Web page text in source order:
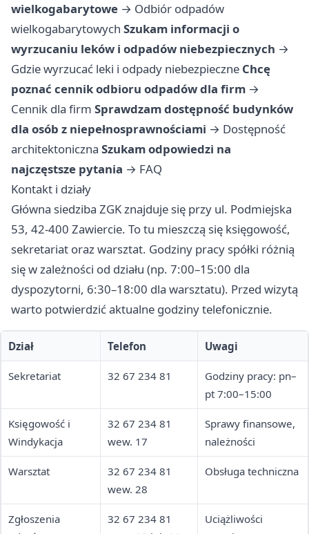
wielkogabarytowe → Odbiór odpadów
wielkogabarytowych Szukam informacji o
wyrzucaniu leków i odpadów niebezpiecznych →
Gdzie wyrzucać leki i odpady niebezpieczne Chcę
poznać cennik odbioru odpadów dla firm →
Cennik dla firm Sprawdzam dostępność budynków
dla osób z niepełnosprawnościami → Dostępność
architektoniczna Szukam odpowiedzi na
najczęstsze pytania → FAQ
Kontakt i działy
Główna siedziba ZGK znajduje się przy ul. Podmiejska
53, 42-400 Zawiercie. To tu mieszczą się księgowość,
sekretariat oraz warsztat. Godziny pracy spółki różnią
się w zależności od działu (np. 7:00–15:00 dla
dyspozytorni, 6:30–18:00 dla warsztatu). Przed wizytą
warto potwierdzić aktualne godziny telefonicznie.
Dział Telefon Uwagi
Sekretariat 32 67 234 81
Godziny pracy: pn–
pt 7:00–15:00
Księgowość i
Windykacja
32 67 234 81
wew. 17
Sprawy finansowe,
należności
Warsztat
32 67 234 81
wew. 28
Obsługa techniczna
Zgłoszenia
32 67 234 81
Uciążliwości